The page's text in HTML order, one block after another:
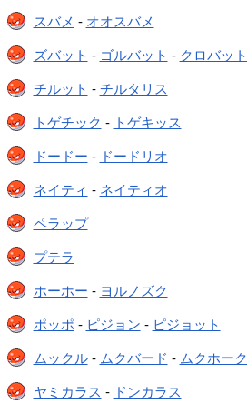
スバメ - オオスバメ
ズバット - ゴルバット - クロバット
チルット - チルタリス
トゲチック - トゲキッス
ドードー - ドードリオ
ネイティ - ネイティオ
ペラップ
プテラ
ホーホー - ヨルノズク
ポッポ - ピジョン - ピジョット
ムックル- ムクバード - ムクホーク
ヤミカラス - ドンカラス